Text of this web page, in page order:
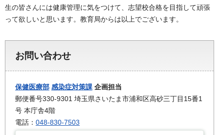
生の皆さんには健康管理に気をつけて、志望校合格を目指して頑張
って欲しいと思います。教育局からは以上でございます。
お問い合わせ
保健医療部 感染症対策課 企画担当
郵便番号330-9301 埼玉県さいたま市浦和区高砂三丁目15番1
号 本庁舎4階
電話： 048-830-7503